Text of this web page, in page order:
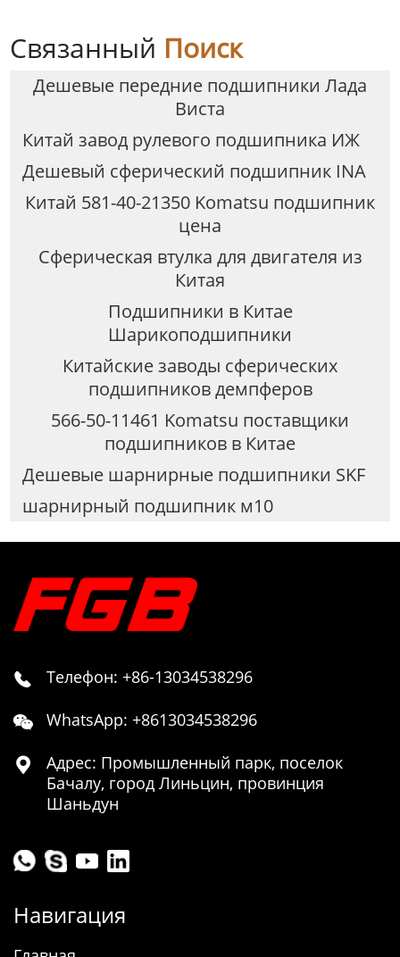
Связанный Поиск
Дешевые передние подшипники Лада
Виста
Китай завод рулевого подшипника ИЖ
Дешевый сферический подшипник INA
Китай 581-40-21350 Komatsu подшипник
цена
Сферическая втулка для двигателя из
Китая
Подшипники в Китае
Шарикоподшипники
Китайские заводы сферических
подшипников демпферов
566-50-11461 Komatsu поставщики
подшипников в Китае
Дешевые шарнирные подшипники SKF
шарнирный подшипник м10
 Телефон: +86-13034538296
 WhatsApp: +8613034538296

Адрес: Промышленный парк, поселок
Бачалу, город Линьцин, провинция
Шаньдун
Навигация